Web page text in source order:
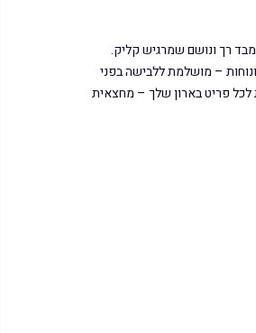
רך ונושם שמרגיש קליק.
– מושלמת ללבישה בפני
פריט בארון שלך – מחצאית